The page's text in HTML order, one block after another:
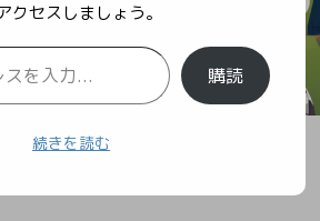
クセスしましょう。
購読
続きを読む